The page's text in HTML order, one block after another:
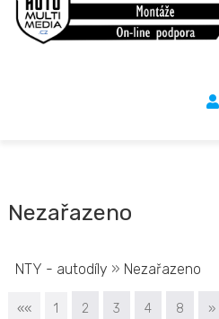
Nezařazeno
NTY - autodíly » Nezařazeno
«« 1 2 3 4 8 »